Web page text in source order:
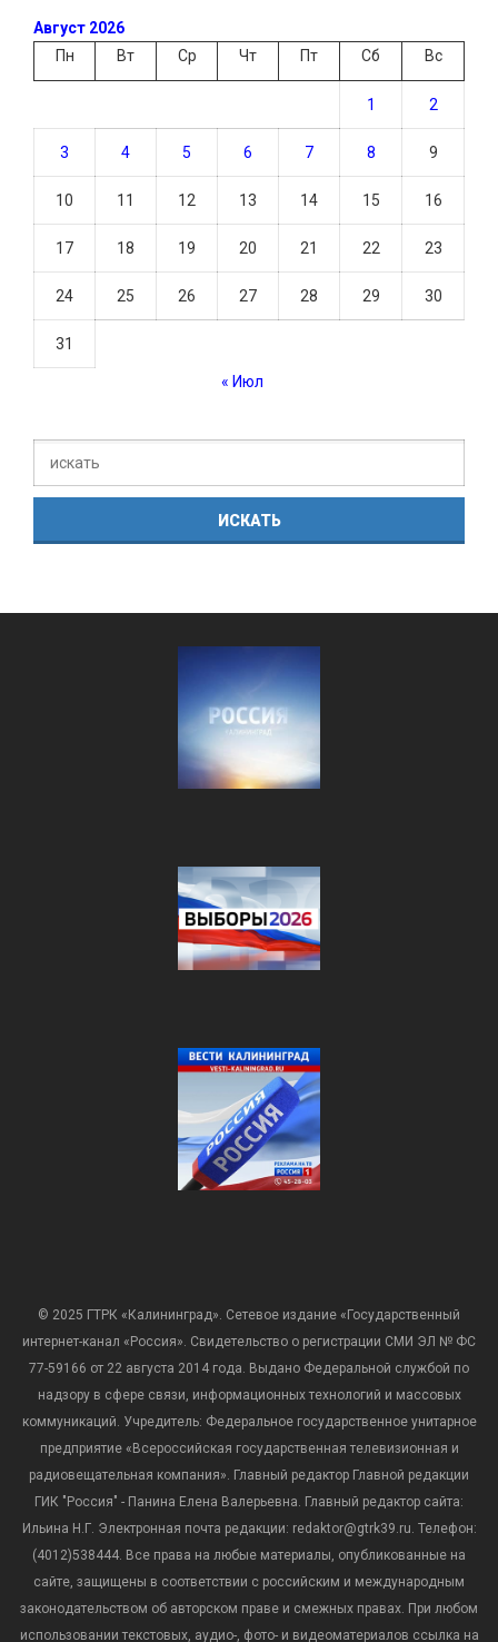
Август 2026
Пн
Вт Ср Чт Пт Сб Вс
1 2
3 4 5 6 7 8 9
10 11 12 13 14 15 16
17 18 19 20 21 22 23
24 25 26 27 28 29 30
31
« Июл
© 2025 ГТРК «Калининград». Сетевое издание «Государственный
интернет-канал «Россия». Свидетельство о регистрации СМИ ЭЛ № ФС
77-59166 от 22 августа 2014 года. Выдано Федеральной службой по
надзору в сфере связи, информационных технологий и массовых
коммуникаций. Учредитель: Федеральное государственное унитарное
предприятие «Всероссийская государственная телевизионная и
радиовещательная компания». Главный редактор Главной редакции
ГИК "Россия" - Панина Елена Валерьевна. Главный редактор сайта:
Ильина Н.Г. Электронная почта редакции: redaktor@gtrk39.ru. Телефон:
(4012)538444. Все права на любые материалы, опубликованные на
сайте, защищены в соответствии с российским и международным
законодательством об авторском праве и смежных правах. При любом
использовании текстовых, аудио-, фото- и видеоматериалов ссылка на